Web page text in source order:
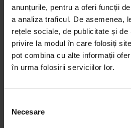
anunțurile, pentru a oferi funcții
a analiza traficul. De asemenea,
rețele sociale, de publicitate și
privire la modul în care folosiți
pot combina cu alte informații
în urma folosirii serviciilor lor.
Necesare
locuințe generoase oferă spațiu,
compartimentări eficiente. Sunt
numeroase sau pentru cei care
exclusivist. Anunțurile includ
suprafață, poziționare și facilități.
apartamente sunt potrivite pentru